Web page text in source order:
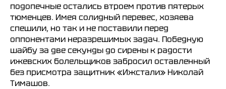
подопечные остались втроем против пятерых
тюменцев. Имея солидный перевес, хозяева
спешили, но так и не поставили перед
оппонентами неразрешимых задач. Победную
шайбу за две секунды до сирены к радости
ижевских болельщиков забросил оставленный
без присмотра защитник «Ижстали» Николай
Тимашов.